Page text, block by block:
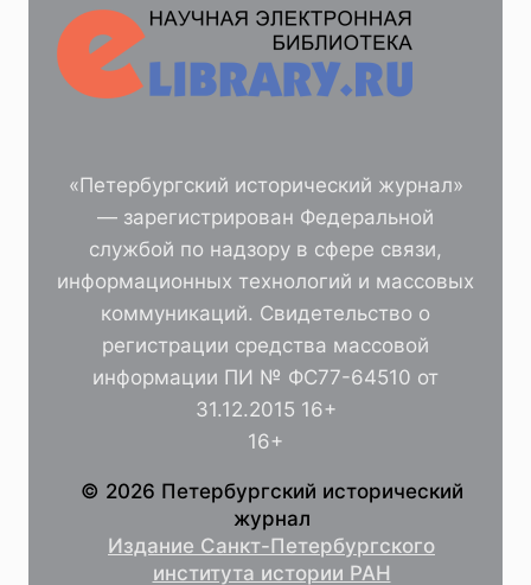
«Петербургский исторический журнал»
— зарегистрирован Федеральной
службой по надзору в сфере связи,
информационных технологий и массовых
коммуникаций. Свидетельство о
регистрации средства массовой
информации ПИ № ФС77-64510 от
31.12.2015 16+
16+
© 2026 Петербургский исторический
журнал
Издание Санкт-Петербургского
института истории РАН